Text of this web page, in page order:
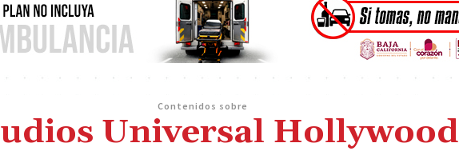
Contenidos sobre
Universal Hollywood